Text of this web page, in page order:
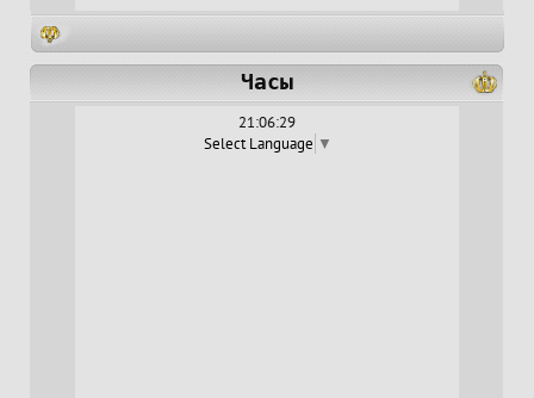
Часы
21:06:29
Select Language ▼